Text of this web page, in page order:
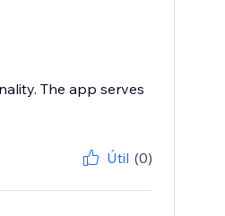
The app serves
Útil (0)